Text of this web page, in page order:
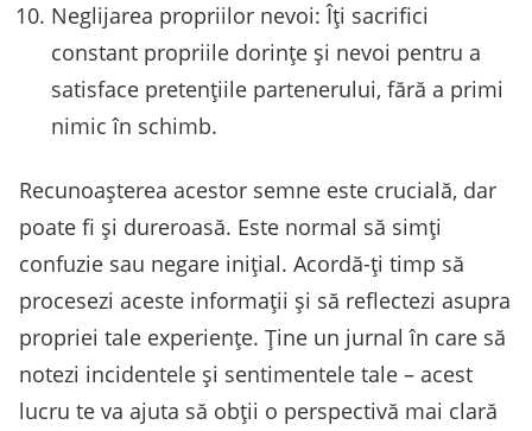
Neglijarea propriilor nevoi: Îți sacrifici
constant propriile dorințe și nevoi pentru a
satisface pretențiile partenerului, fără a primi
nimic în schimb.
Recunoașterea acestor semne este crucială, dar
poate fi și dureroasă. Este normal să simți
confuzie sau negare inițial. Acordă-ți timp să
procesezi aceste informații și să reflectezi asupra
propriei tale experiențe. Ține un jurnal în care să
notezi incidentele și sentimentele tale – acest
lucru te va ajuta să obții o perspectivă mai clară